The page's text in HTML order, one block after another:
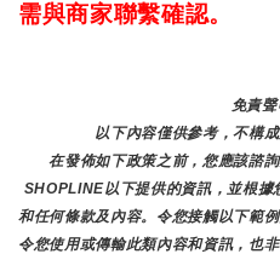
需與商家聯繫確認。
免責聲
以下內容僅供參考，不構
在發佈如下政策之前，您應該諮
SHOPLINE以下提供的資訊，並根
和任何條款及內容。令您接觸以下範
令您使用或傳輸此類內容和資訊，也